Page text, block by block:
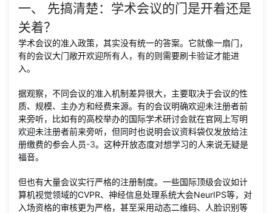
一、 先搞清楚：学术会议的门是开着还是
关着？
学术会议的准入政策，其实没有统一的答案。它就像一扇门，
有的会议大门敞开欢迎所有人，有的则需要刷卡验证才能进
入。
据观察，不同会议的准入机制差异很大，主要取决于会议的性
质、规模、主办方和经费来源。有的会议明确欢迎未注册者前
来旁听，比如有的高校举办的国际学术研讨会就在官网上写明
欢迎未注册者前来旁听，但同时也说明会议资料袋仅发放给注
册缴费的参会人员-3。这种开放态度对想学习的人来说无疑是
福音。
但也有大量会议实行严格的注册制度。一些国际顶级会议如计
算机视觉领域的CVPR、神经信息处理系统大会NeurIPS等，对
入场资格的审核更为严格，甚至采用动态二维码、人脸识别等